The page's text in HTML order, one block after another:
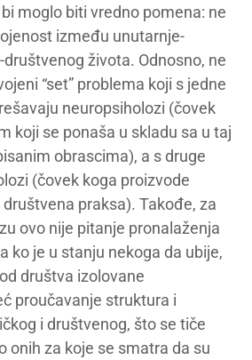
moglo biti vredno pomena: ne
između unutarnje-
života. Odnosno, ne
“set” problema koji s jedne
neuropsiholozi (čovek
koji se ponaša u skladu sa u taj
obrascima), a s druge
(čovek koga proizvode
praksa). Takođe, za
ovo nije pitanje pronalaženja
ko je u stanju nekoga da ubije,
društva izolovane
proučavanje struktura i
i društvenog, što se tiče
onih za koje se smatra da su